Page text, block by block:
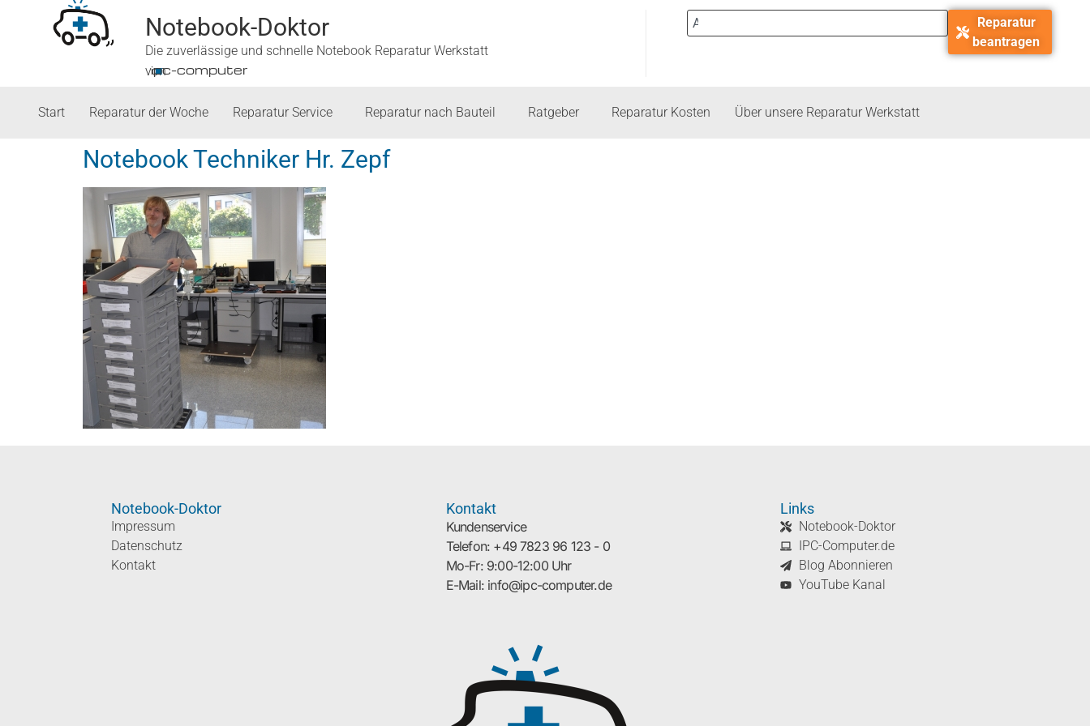
Notebook-Doktor
Die zuverlässige und schnelle Notebook Reparatur Werkstatt
von
■
ipc-computer
Reparatur
beantragen
Start Reparatur der Woche Reparatur Service Reparatur nach Bauteil Ratgeber Reparatur Kosten Über unsere Reparatur Werkstatt
Notebook Techniker Hr. Zepf
Notebook-Doktor
Impressum
Datenschutz
Kontakt
Kontakt
Kundenservice
Telefon: +49 7823 96 123 - 0
Mo-Fr: 9:00-12:00 Uhr
E-Mail: info@ipc-computer.de
Links
Notebook-Doktor
IPC-Computer.de
Blog Abonnieren
YouTube Kanal